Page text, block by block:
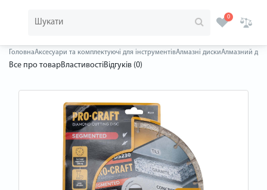
0
ГоловнаАксесуари та комплектуючі для інструментівАлмазні дискиАлмазний
Все про товарВластивостіВідгуків (0)